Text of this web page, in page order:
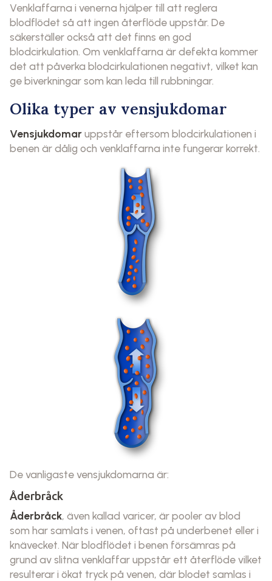
Venklaffarna i venerna hjälper till att reglera
blodflödet så att ingen återflöde uppstår. De
säkerställer också att det finns en god
blodcirkulation. Om venklaffarna är defekta kommer
det att påverka blodcirkulationen negativt, vilket kan
ge biverkningar som kan leda till rubbningar.
Olika typer av vensjukdomar
Vensjukdomaruppstår eftersom blodcirkulationen i
benen är dålig och venklaffarna inte fungerar korrekt.
De vanligaste vensjukdomarna är:
Åderbråck
Åderbråck, även kallad varicer, är pooler av blod
som har samlats i venen, oftast på underbenet eller i
knävecket. När blodflödet i benen försämras på
grund av slitna venklaffar uppstår ett återflöde vilket
resulterar i ökat tryck på venen, där blodet samlas i